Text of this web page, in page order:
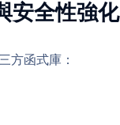
安全性強化
方函式庫：